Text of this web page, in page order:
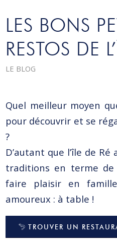
LES BONS
RESTOS DE
LE BLOG
Quel meilleur moyen
pour découvrir et se
?
D’autant que l’île de
traditions en terme de
faire plaisir en
amoureux : à table !
TROUVER UN